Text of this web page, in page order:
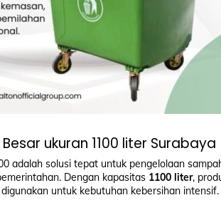
ukuran 1100 liter Surabaya
adalah solusi tepat untuk pengelolaan
Dengan kapasitas 1100 liter,
untuk kebutuhan kebersihan intensif.